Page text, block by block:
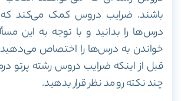
باشند. ضرایب دروس کمک می‌کند
درس‌ها را بدانید و با توجه به این
خواندن به درس‌ها را اختصاص می‌دهید
قبل از اینکه ضرایب دروس رشته پرتو
چند نکته رو مد نظر قرار بدهید.